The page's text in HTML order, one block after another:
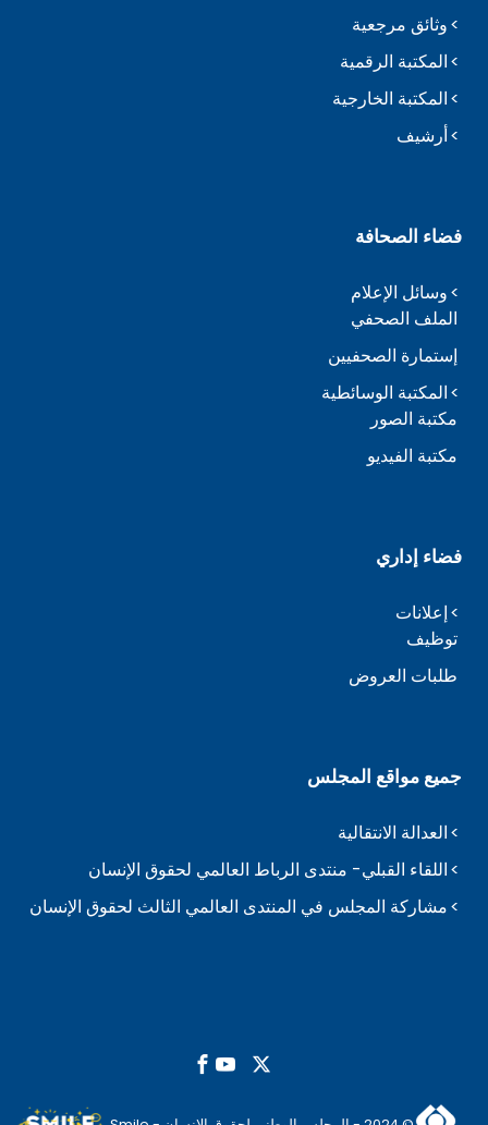
وثائق مرجعية
المكتبة الرقمية
المكتبة الخارجية
أرشيف
فضاء الصحافة
وسائل الإعلام
الملف الصحفي
إستمارة الصحفيين
المكتبة الوسائطية
مكتبة الصور
مكتبة الفيديو
فضاء إداري
إعلانات
توظيف
طلبات العروض
جميع مواقع المجلس
العدالة الانتقالية
اللقاء القبلي- منتدى الرباط العالمي لحقوق الإنسان
مشاركة المجلس في المنتدى العالمي الثالث لحقوق الإنسان